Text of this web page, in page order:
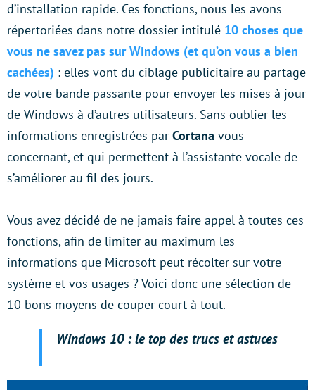
d’installation rapide. Ces fonctions, nous les avons
répertoriées dans notre dossier intitulé 10 choses que
vous ne savez pas sur Windows (et qu’on vous a bien
cachées) : elles vont du ciblage publicitaire au partage
de votre bande passante pour envoyer les mises à jour
de Windows à d’autres utilisateurs. Sans oublier les
informations enregistrées par Cortana vous
concernant, et qui permettent à l’assistante vocale de
s’améliorer au fil des jours.
Vous avez décidé de ne jamais faire appel à toutes ces
fonctions, afin de limiter au maximum les
informations que Microsoft peut récolter sur votre
système et vos usages ? Voici donc une sélection de
10 bons moyens de couper court à tout.
Windows 10 : le top des trucs et astuces